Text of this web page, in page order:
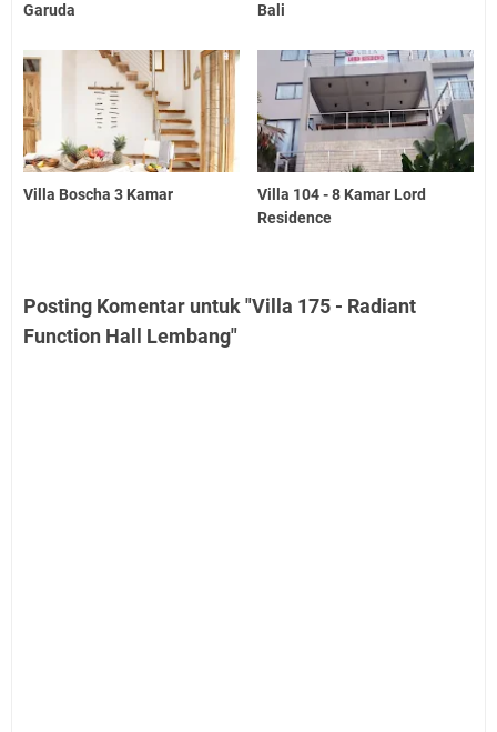
Garuda
Bali
Villa Boscha 3 Kamar
Villa 104 - 8 Kamar Lord
Residence
Posting Komentar untuk "Villa 175 - Radiant
Function Hall Lembang"